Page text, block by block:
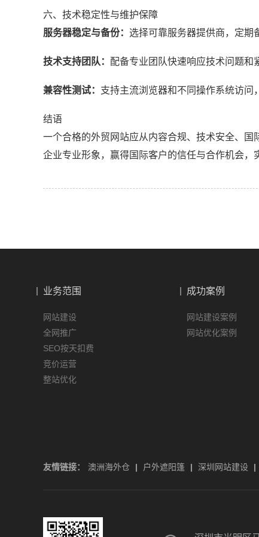
六、技术稳定性与维护保障
服务器稳定与备份： 选择可靠服务器提供商，定期
技术支持团队： 配备专业团队快速响应技术问题和
兼容性测试： 支持主流浏览器和不同操作系统访问
结语
一个合格的外贸网站应从内容合规、技术安全、
企业专业形象，赢得国际客户的信任与合作机会，
业务范围
网站建设
全网推广
SEO按天扣费
竞价运营
整站优化
成功案例
网站建设案例
网站优化案例
友情链接： 澳洲海外仓 | 户外遮阳篷 | 深圳网站建设 |